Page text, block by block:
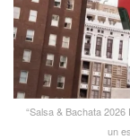
“Salsa & Bachata
un